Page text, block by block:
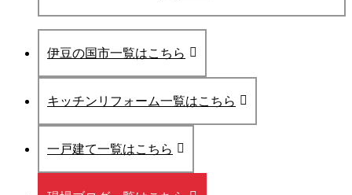
伊豆の国市一覧はこちら
キッチンリフォーム一覧はこちら
一戸建て一覧はこちら